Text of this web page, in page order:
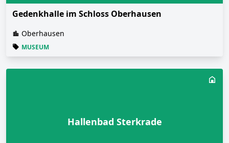
Gedenkhalle im Schloss Oberhausen
Oberhausen
MUSEUM
Hallenbad Sterkrade